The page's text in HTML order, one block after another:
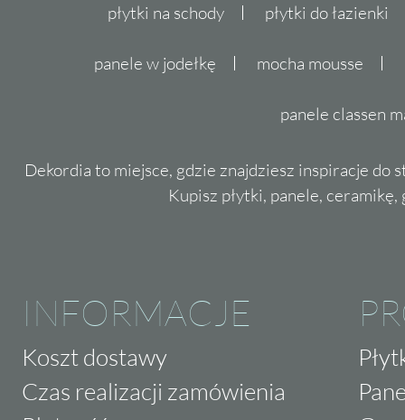
płytki na schody płytki do łazienki
panele w jodełkę mocha mousse
panele classen
Dekordia to miejsce, gdzie znajdziesz inspiracje do
Kupisz płytki, panele,
INFORMACJE
Koszt dostawy
Czas realizacji zamówienia